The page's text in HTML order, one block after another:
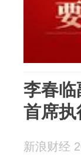
李春临
首席执
新浪财经